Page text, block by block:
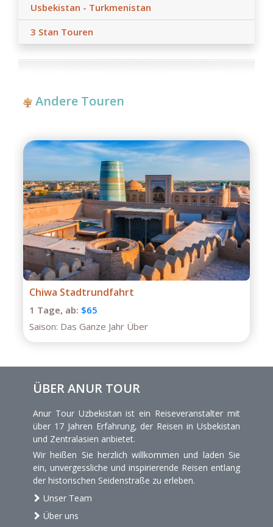
Usbekistan - Turkmenistan
3 Stan Touren
Andere Touren
Private Tour durch Buchara
1 Tage, ab: $75
Saison: Das Ganze Jahr
ÜBER ANUR TOUR
Anur Tour Uzbekistan ist ein Reiseveranstalter mit
über 17 Jahren Erfahrung, der Reisen in Usbekistan
und Zentralasien anbietet.
Wir heißen Sie herzlich willkommen und laden Sie
ein, unvergessliche und inspirierende Reisen entlang
der historischen Seidenstraße zu erleben.
Unser Team
Über uns